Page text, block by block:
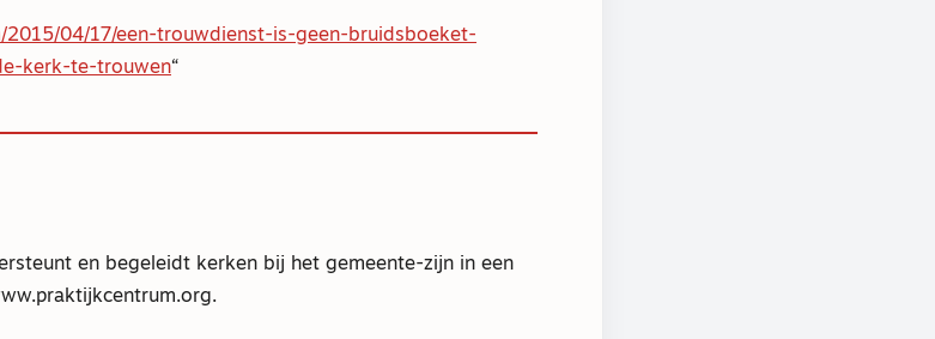
2015/04/17/een-trouwdienst-is-geen-bruidsboeket-
kerk-te-trouwen
en begeleidt kerken bij het gemeente-zijn in een